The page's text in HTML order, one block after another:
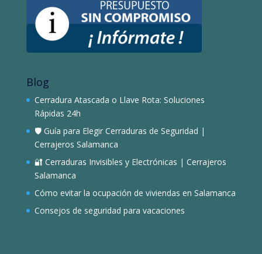
Blog
Cerradura Atascada o Llave Rota: Soluciones
Rápidas 24h
🛡️ Guía para Elegir Cerraduras de Seguridad |
Cerrajeros Salamanca
🔐 Cerraduras Invisibles y Electrónicas | Cerrajeros
Salamanca
Cómo evitar la ocupación de viviendas en Salamanca
Consejos de seguridad para vacaciones